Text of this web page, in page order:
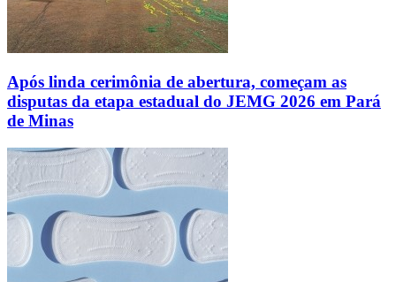
Após linda cerimônia de abertura, começam as
disputas da etapa estadual do JEMG 2026 em Pará
de Minas